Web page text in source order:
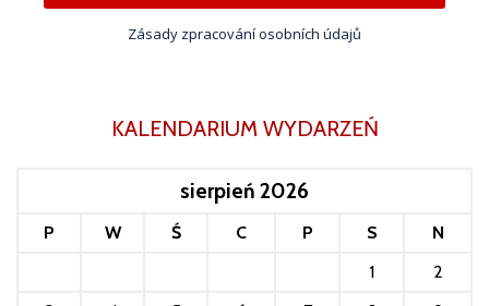
Zásady zpracování osobních údajů
KALENDARIUM WYDARZEŃ
sierpień 2026
P W Ś C P S
N
1
2